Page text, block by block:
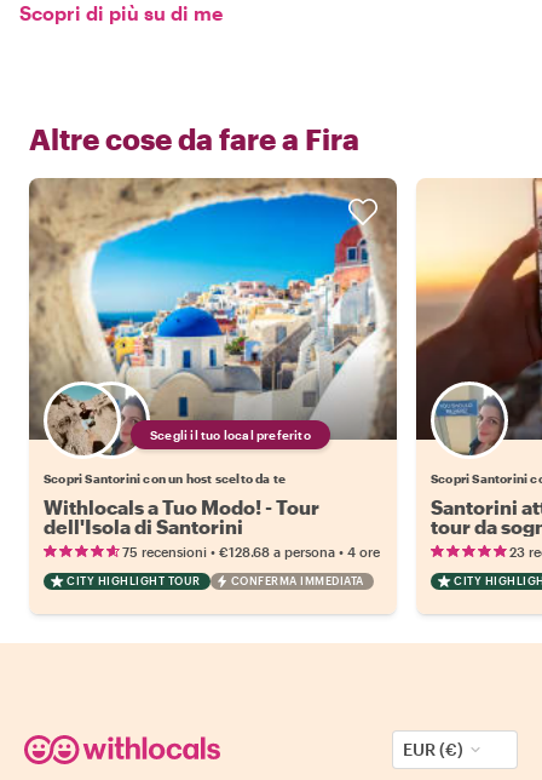
Scopri di più su di me
Altre cose da fare a Fira
Scegli il tuo local preferito
Scopri Santorini con un host scelto da te
Withlocals a Tuo Modo! - Tour
dell'Isola di Santorini
75 recensioni • €128.68 a persona • 4 ore
CITY HIGHLIGHT TOUR CONFERMA IMMEDIATA
Scopri Santorini
Santorini
tour da
23
CITY
EUR (€)